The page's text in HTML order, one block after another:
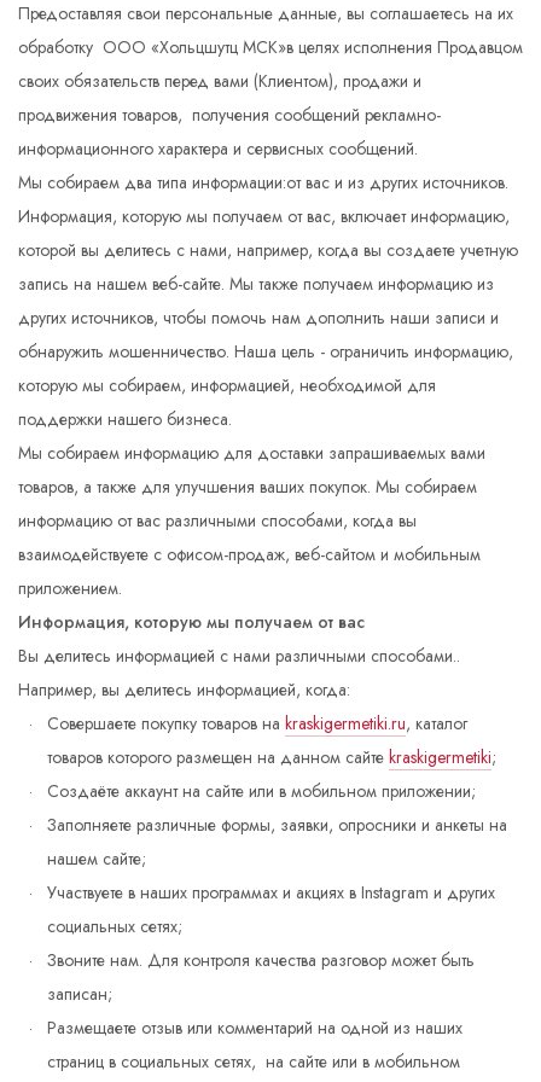
Предоставляя свои персональные данные, вы соглашаетесь на их
обработку ООО «Хольцшутц МСК»в целях исполнения Продавцом
своих обязательств перед вами (Клиентом), продажи и
продвижения товаров, получения сообщений рекламно-
информационного характера и сервисных сообщений.
Мы собираем два типа информации:от вас и из других источников.
Информация, которую мы получаем от вас, включает информацию,
которой вы делитесь с нами, например, когда вы создаете учетную
запись на нашем веб-сайте. Мы также получаем информацию из
других источников, чтобы помочь нам дополнить наши записи и
обнаружить мошенничество. Наша цель - ограничить информацию,
которую мы собираем, информацией, необходимой для
поддержки нашего бизнеса.
Мы собираем информацию для доставки запрашиваемых вами
товаров, а также для улучшения ваших покупок. Мы собираем
информацию от вас различными способами, когда вы
взаимодействуете с офисом-продаж, веб-сайтом и мобильным
приложением.
Информация, которую мы получаем от вас
Вы делитесь информацией с нами различными способами..
Например, вы делитесь информацией, когда:
Совершаете покупку товаров на kraskigermetiki.ru, каталог
товаров которого размещен на данном сайте kraskigermetiki;
Создаёте аккаунт на сайте или в мобильном приложении;
Заполняете различные формы, заявки, опросники и анкеты на
нашем сайте;
Участвуете в наших программах и акциях в Instagram и других
социальных сетях;
Звоните нам. Для контроля качества разговор может быть
записан;
Размещаете отзыв или комментарий на одной из наших
страниц в социальных сетях, на сайте или в мобильном